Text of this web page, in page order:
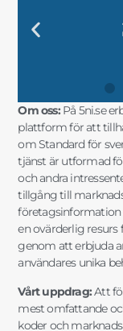
KODER
"SNI-SE:
DATA
"SNI-
DIN
"SNI
KODER
"SNI-SE:
DATA
"SNI-
DIN
"SNI
KODER
"SNI-SE:
DATA
"SNI-
DIN
"SNI
Om oss:På 5ni.se
plattform för att
om Standard för
tjänst är utformad
och andra
tillgång till
företagsinformation
en ovärderlig resurs
genom att erbjuda
användares unika
Vårt uppdrag:Att
mest omfattande
koder och